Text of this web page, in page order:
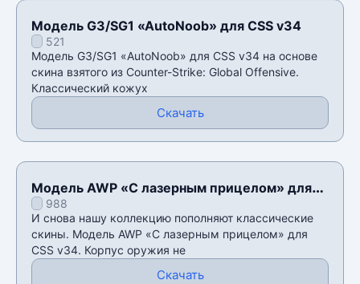
Модель G3/SG1 «AutoNoob» для CSS v34
521
Модель G3/SG1 «AutoNoob» для CSS v34 на основе
скина взятого из Counter-Strike: Global Offensive.
Классический кожух
Скачать
Модель AWP «С лазерным прицелом» для
CSS v34
988
И снова нашу коллекцию пополняют классические
скины. Модель AWP «С лазерным прицелом» для
CSS v34. Корпус оружия не
Скачать